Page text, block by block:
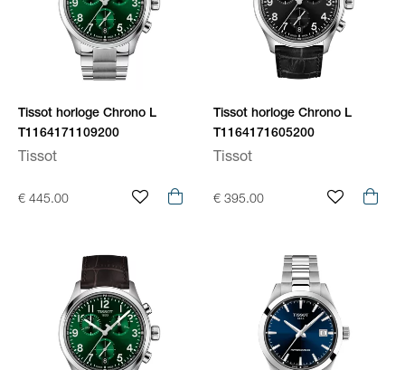
Tissot horloge Chrono L
T1164171109200
Tissot
€ 445.00
Tissot horloge Chrono L
T1164171605200
Tissot
€ 395.00